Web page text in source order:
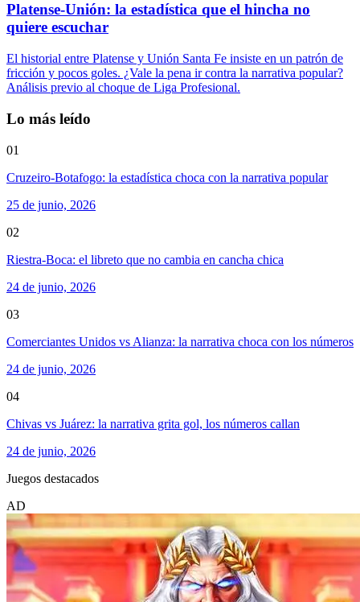
Platense-Unión: la estadística que el hincha no
quiere escuchar
El historial entre Platense y Unión Santa Fe insiste en un patrón de
fricción y pocos goles. ¿Vale la pena ir contra la narrativa popular?
Análisis previo al choque de Liga Profesional.
Lo más leído
01
Cruzeiro-Botafogo: la estadística choca con la narrativa popular
25 de junio, 2026
02
Riestra-Boca: el libreto que no cambia en cancha chica
24 de junio, 2026
03
Comerciantes Unidos vs Alianza: la narrativa choca con los números
24 de junio, 2026
04
Chivas vs Juárez: la narrativa grita gol, los números callan
24 de junio, 2026
Juegos destacados
AD